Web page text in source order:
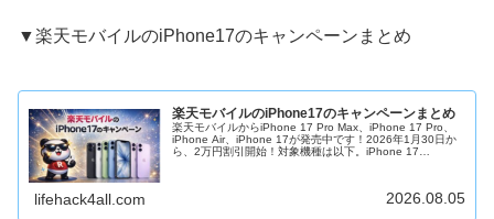
▼楽天モバイルのiPhone17のキャンペーンまとめ
楽天モバイルのiPhone17のキャンペーンまとめ
楽天モバイルからiPhone 17 Pro Max、iPhone 17 Pro、
iPhone Air、iPhone 17が発売中です！2026年1月30日か
ら、2万円割引開始！対象機種は以下。iPhone 17
lifehack4all.com 2026.08.05